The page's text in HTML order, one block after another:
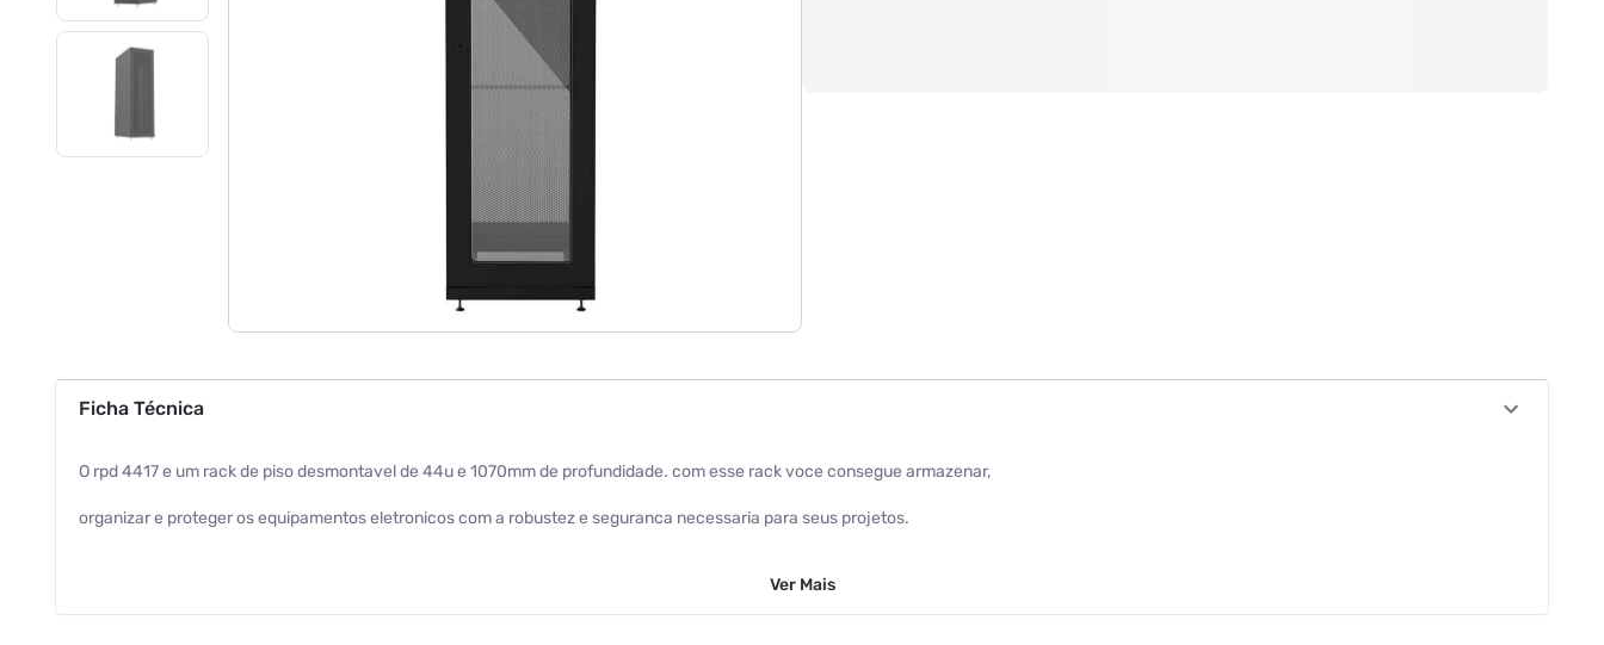
Ficha Técnica
O rpd 4417 e um rack de piso desmontavel de 44u e 1070mm de profundidade. com esse rack voce consegue armazenar,
organizar e proteger os equipamentos eletronicos com a robustez e seguranca necessaria para seus projetos.
Ver Mais